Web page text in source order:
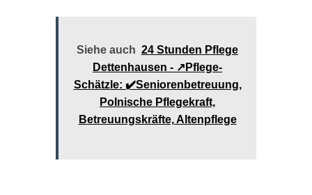
Siehe auch 24 Stunden Pflege
Dettenhausen - ↗️Pflege-
Schätzle: ✔️Seniorenbetreuung,
Polnische Pflegekraft,
Betreuungskräfte, Altenpflege